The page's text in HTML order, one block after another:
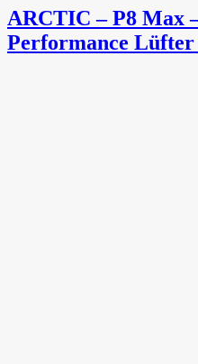
ARCTIC – P8 Max
Performance Lüfter